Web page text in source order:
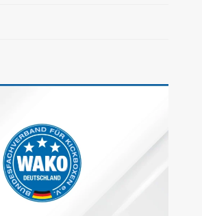
im Amt der